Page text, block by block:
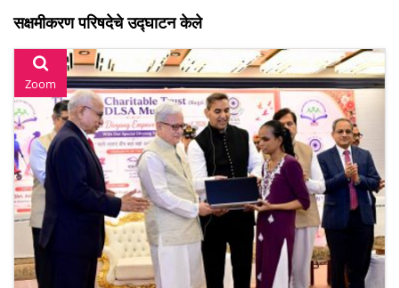
सक्षमीकरण परिषदेचे उद्घाटन केले
Zoom